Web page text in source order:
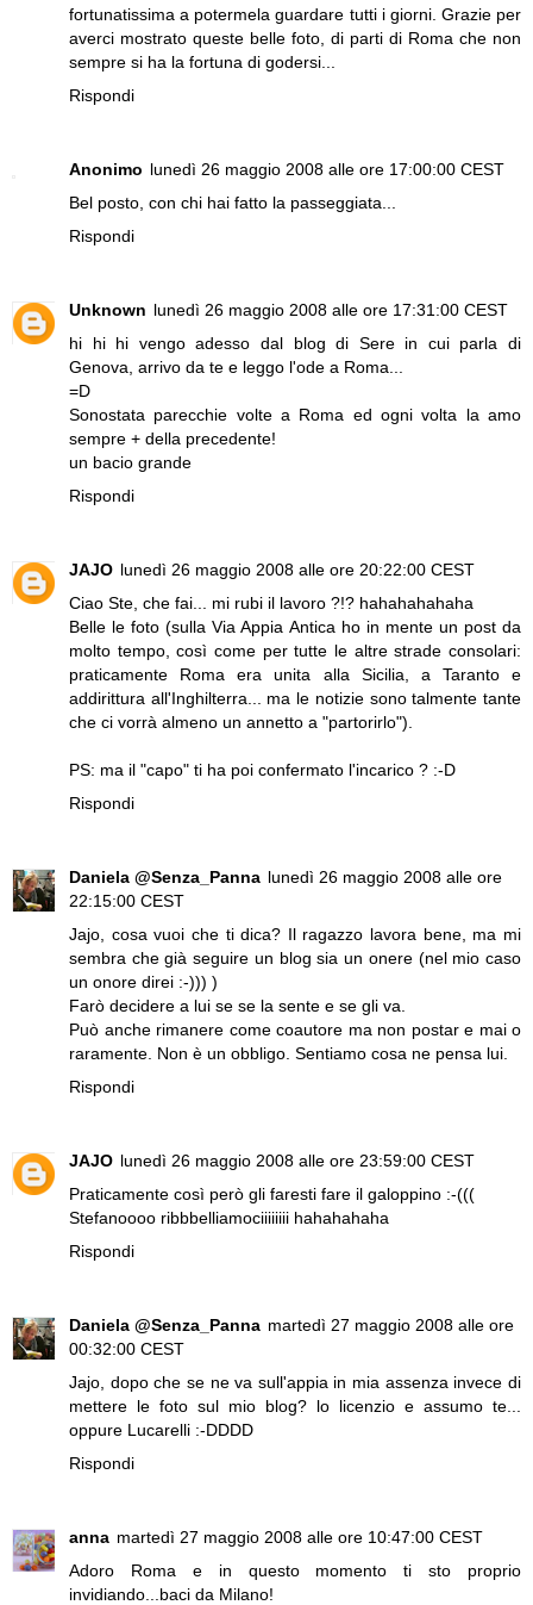
fortunatissima a potermela guardare tutti i giorni. Grazie per
averci mostrato queste belle foto, di parti di Roma che non
sempre si ha la fortuna di godersi...
Rispondi
Anonimo lunedì 26 maggio 2008 alle ore 17:00:00 CEST
Bel posto, con chi hai fatto la passeggiata...
Rispondi
Unknown lunedì 26 maggio 2008 alle ore 17:31:00 CEST
hi hi hi vengo adesso dal blog di Sere in cui parla di
Genova, arrivo da te e leggo l'ode a Roma...
=D
Sonostata parecchie volte a Roma ed ogni volta la amo
sempre + della precedente!
un bacio grande
Rispondi
JAJO lunedì 26 maggio 2008 alle ore 20:22:00 CEST
Ciao Ste, che fai... mi rubi il lavoro ?!? hahahahahaha
Belle le foto (sulla Via Appia Antica ho in mente un post da
molto tempo, così come per tutte le altre strade consolari:
praticamente Roma era unita alla Sicilia, a Taranto e
addirittura all'Inghilterra... ma le notizie sono talmente tante
che ci vorrà almeno un annetto a "partorirlo").
PS: ma il "capo" ti ha poi confermato l'incarico ? :-D
Rispondi
Daniela @Senza_Panna lunedì 26 maggio 2008 alle ore
22:15:00 CEST
Jajo, cosa vuoi che ti dica? Il ragazzo lavora bene, ma mi
sembra che già seguire un blog sia un onere (nel mio caso
un onore direi :-))) )
Farò decidere a lui se se la sente e se gli va.
Può anche rimanere come coautore ma non postar e mai o
raramente. Non è un obbligo. Sentiamo cosa ne pensa lui.
Rispondi
JAJO lunedì 26 maggio 2008 alle ore 23:59:00 CEST
Praticamente così però gli faresti fare il galoppino :-(((
Stefanoooo ribbbelliamociiiiiiii hahahahaha
Rispondi
Daniela @Senza_Panna martedì 27 maggio 2008 alle ore
00:32:00 CEST
Jajo, dopo che se ne va sull'appia in mia assenza invece di
mettere le foto sul mio blog? lo licenzio e assumo te...
oppure Lucarelli :-DDDD
Rispondi
anna martedì 27 maggio 2008 alle ore 10:47:00 CEST
Adoro Roma e in questo momento ti sto proprio
invidiando...baci da Milano!